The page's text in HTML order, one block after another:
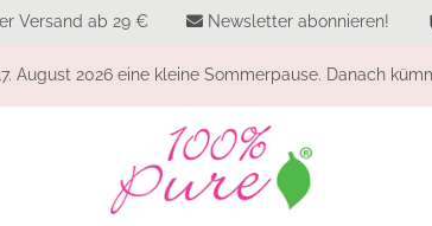
Versand ab 29 € Newsletter abonnieren!
August 2026 eine kleine Sommerpause. Danach